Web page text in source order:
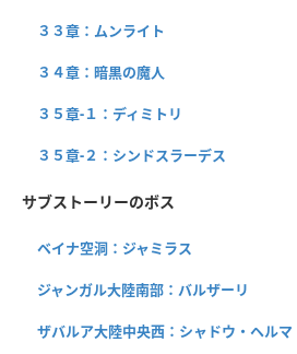
３３章：ムンライト
３４章：暗黒の魔人
３５章-１：ディミトリ
３５章-２：シンドスラーデス
サブストーリーのボス
ベイナ空洞：ジャミラス
ジャンガル大陸南部：バルザーリ
ザバルア大陸中央西：シャドウ・ヘルマ